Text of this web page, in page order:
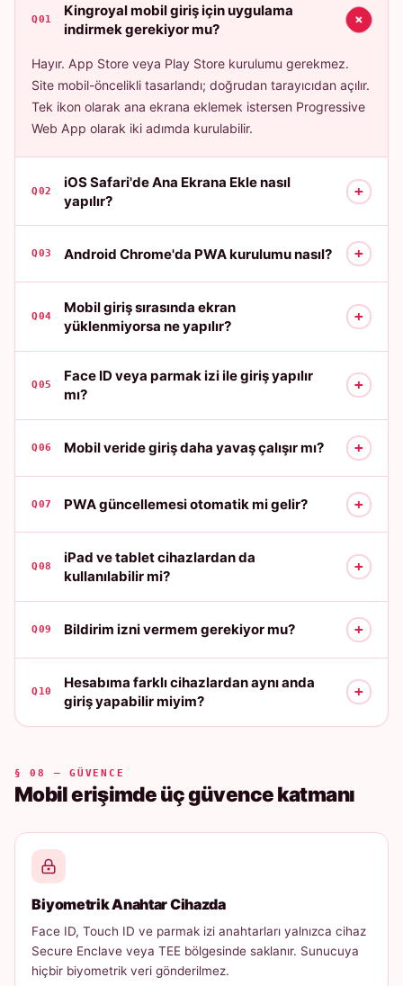
Q01
Kingroyal mobil giriş için uygulama
indirmek gerekiyor mu?
+
Hayır. App Store veya Play Store kurulumu gerekmez.
Site mobil-öncelikli tasarlandı; doğrudan tarayıcıdan açılır.
Tek ikon olarak ana ekrana eklemek istersen Progressive
Web App olarak iki adımda kurulabilir.
Q02
iOS Safari'de Ana Ekrana Ekle nasıl
yapılır?
+
Q03 Android Chrome'da PWA kurulumu nasıl? +
Q04
Mobil giriş sırasında ekran
yüklenmiyorsa ne yapılır?
+
Q05
Face ID veya parmak izi ile giriş yapılır
mı?
+
Q06 Mobil veride giriş daha yavaş çalışır mı? +
Q07 PWA güncellemesi otomatik mi gelir? +
Q08
iPad ve tablet cihazlardan da
kullanılabilir mi?
+
Q09 Bildirim izni vermem gerekiyor mu? +
Q10
Hesabıma farklı cihazlardan aynı anda
giriş yapabilir miyim?
+
§ 08 — GÜVENCE
Mobil erişimde üç güvence katmanı
Biyometrik Anahtar Cihazda
Face ID, Touch ID ve parmak izi anahtarları yalnızca cihaz
Secure Enclave veya TEE bölgesinde saklanır. Sunucuya
hiçbir biyometrik veri gönderilmez.